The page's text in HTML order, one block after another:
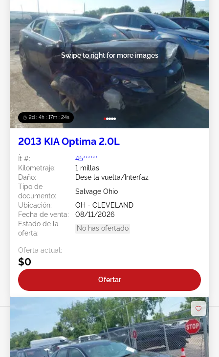
2d : 4h : 17m : 21s
Swipe to right for more images
2013 KIA Optima 2.0L
Ít #:
45******
Kilometraje:
1 millas
Daño:
Dese la vuelta/Interfaz
Tipo de
documento:
Salvage Ohio
Ubicación:
OH - CLEVELAND
Fecha de venta:
08/11/2026
Estado de la
oferta:
No has ofertado
Oferta actual:
$0
Ofertar